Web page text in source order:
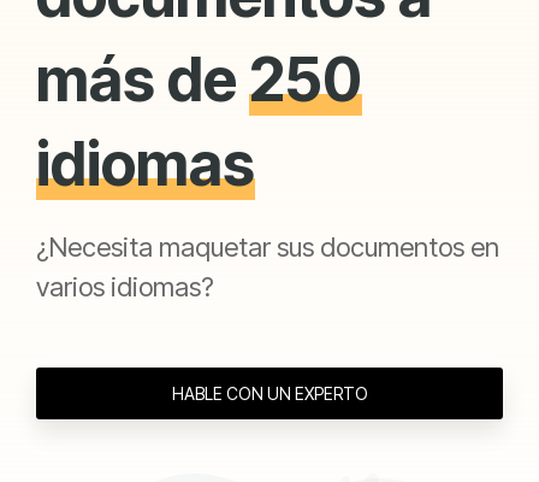
más de250
idiomas
¿Necesita maquetar sus documentos en
varios idiomas?
HABLE CON UN EXPERTO